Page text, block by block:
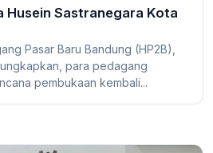
Husein Sastranegara Kota
Pasar Baru Bandung (HP2B),
para pedagang
pembukaan kembali...